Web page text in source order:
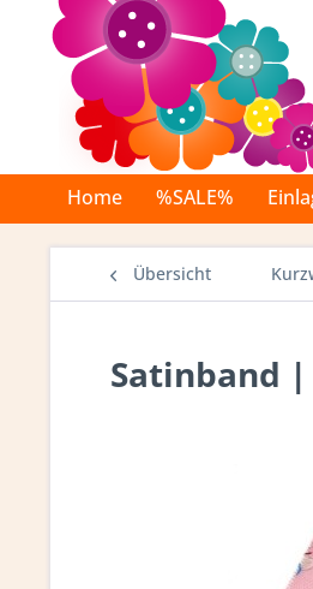
Home %SALE%
Übersicht
Satinband